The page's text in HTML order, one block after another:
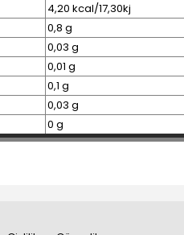
4,20 kcal/17,30kj
0,8 g
0,03 g
0,01 g
0,1 g
0,03 g
0 g